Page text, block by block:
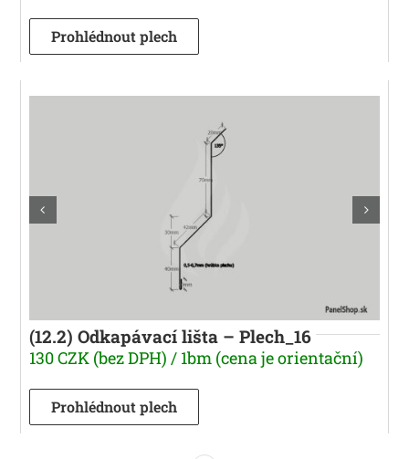
Prohlédnout plech
(12.2) Odkapávací lišta – Plech_16
130 CZK (bez DPH) / 1bm (cena je orientační)
Prohlédnout plech